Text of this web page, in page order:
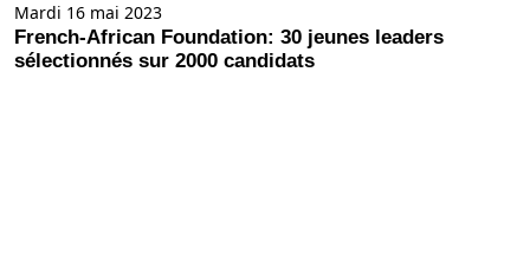
Mardi 16 mai 2023
French-African Foundation: 30 jeunes leaders
sélectionnés sur 2000 candidats